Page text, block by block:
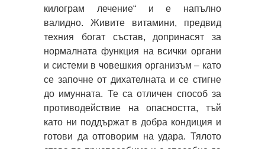
килограм лечение“ и е напълно
валидно. Живите витамини, предвид
техния богат състав, допринасят за
нормалната функция на всички органи
и системи в човешкия организъм – като
се започне от дихателната и се стигне
до имунната. Те са отличен способ за
противодействие на опасността, тъй
като ни поддържат в добра кондиция и
готови да отговорим на удара. Тялото